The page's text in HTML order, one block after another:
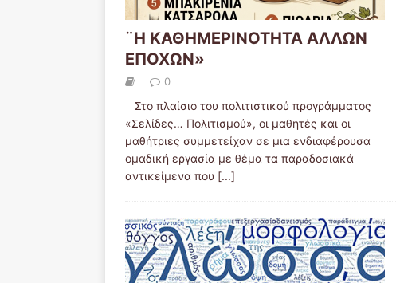
¨Η ΚΑΘΗΜΕΡΙΝΟΤΗΤΑ ΑΛΛΩΝ
ΕΠΟΧΩΝ»
0
Στο πλαίσιο του πολιτιστικού προγράμματος
«Σελίδες… Πολιτισμού», οι μαθητές και οι
μαθήτριες συμμετείχαν σε μια ενδιαφέρουσα
ομαδική εργασία με θέμα τα παραδοσιακά
αντικείμενα που [...]